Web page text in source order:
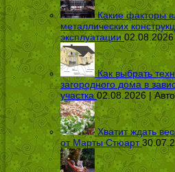
Какие факторы
металлических
эксплуатации
Как выбрать
загородного дома в
участка 02.08.2026 |
Хватит ждать
от Марты Стюарт